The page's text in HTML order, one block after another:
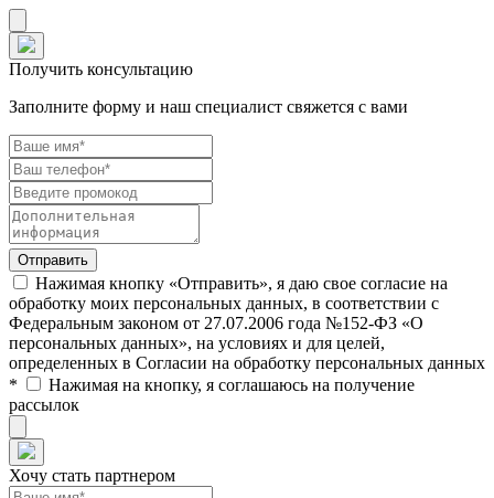
Получить консультацию
Заполните форму и наш специалист свяжется с вами
Нажимая кнопку «Отправить», я даю свое согласие на
обработку моих персональных данных, в соответствии с
Федеральным законом от 27.07.2006 года №152-ФЗ «О
персональных данных», на условиях и для целей,
определенных в Согласии на обработку персональных данных
*
Нажимая на кнопку, я соглашаюсь на получение
рассылок
Хочу стать партнером